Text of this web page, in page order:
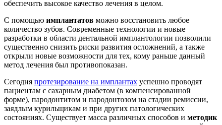
обеспечить высокое качество лечения в целом.
С помощью имплантатов можно восстановить любое
количество зубов. Современные технологии и новые
разработки в области дентальной имплантологии позволили
существенно снизить риски развития осложнений, а также
открыли новые возможности для тех, кому раньше данный
метод лечения был противопоказан.
Сегодня протезирование на имплантах успешно проводят
пациентам с сахарным диабетом (в компенсированной
форме), пародонтитом и пародонтозом на стадии ремиссии,
заядлым курильщикам и при других патологических
состояниях. Существует масса различных способов и методик